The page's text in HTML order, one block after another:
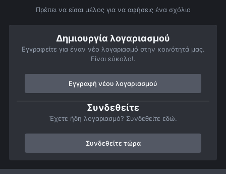
Πρέπει να είσαι μέλος για να αφήσεις ένα σχόλιο
Δημιουργία λογαριασμού
Εγγραφείτε για έναν νέο λογαριασμό στην κοινότητά μας.
Είναι εύκολο!.
Εγγραφή νέου λογαριασμού
Συνδεθείτε
Έχετε ήδη λογαριασμό? Συνδεθείτε εδώ.
Συνδεθείτε τώρα